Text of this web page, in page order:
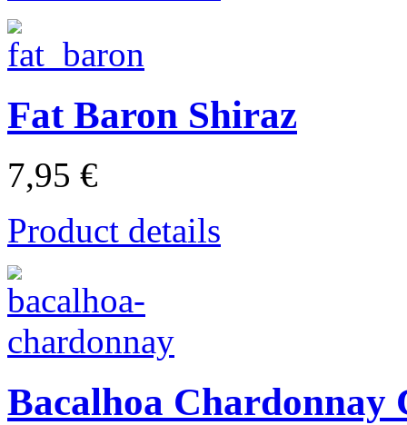
Fat Baron Shiraz
7,95 €
Product details
Bacalhoa Chardonnay